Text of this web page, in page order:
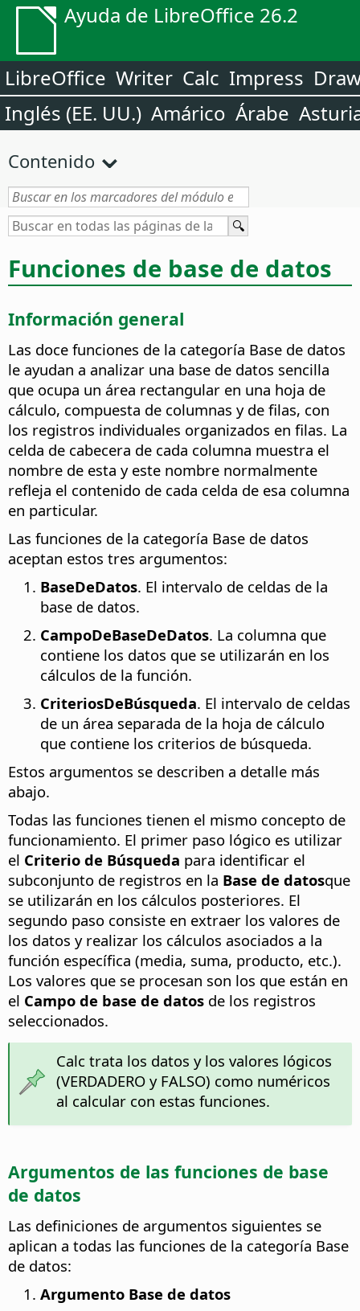
Ayuda de LibreOffice 26.2
LibreOffice Writer Calc Impress
Inglés (EE. UU.) Amárico Árabe
Contenido
Funciones de base de datos
Información general
Las doce funciones de la categoría Base de datos
le ayudan a analizar una base de datos sencilla
que ocupa un área rectangular en una hoja de
cálculo, compuesta de columnas y de filas, con
los registros individuales organizados en filas. La
celda de cabecera de cada columna muestra el
nombre de esta y este nombre normalmente
refleja el contenido de cada celda de esa columna
en particular.
Las funciones de la categoría Base de datos
aceptan estos tres argumentos:
BaseDeDatos. El intervalo de celdas de la
base de datos.
CampoDeBaseDeDatos. La columna que
contiene los datos que se utilizarán en los
cálculos de la función.
CriteriosDeBúsqueda. El intervalo de celdas
de un área separada de la hoja de cálculo
que contiene los criterios de búsqueda.
Estos argumentos se describen a detalle más
abajo.
Todas las funciones tienen el mismo concepto de
funcionamiento. El primer paso lógico es utilizar
el Criterio de Búsqueda para identificar el
subconjunto de registros en la Base de datosque
se utilizarán en los cálculos posteriores. El
segundo paso consiste en extraer los valores de
los datos y realizar los cálculos asociados a la
función específica (media, suma, producto, etc.).
Los valores que se procesan son los que están en
el Campo de base de datos de los registros
seleccionados.
Calc trata los datos y los valores lógicos
(VERDADERO y FALSO) como numéricos
al calcular con estas funciones.
Argumentos de las funciones de base
de datos
Las definiciones de argumentos siguientes se
aplican a todas las funciones de la categoría Base
de datos:
Argumento Base de datos